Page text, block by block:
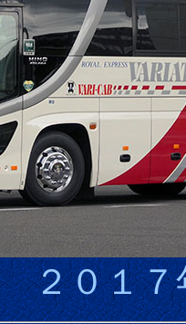
２０１